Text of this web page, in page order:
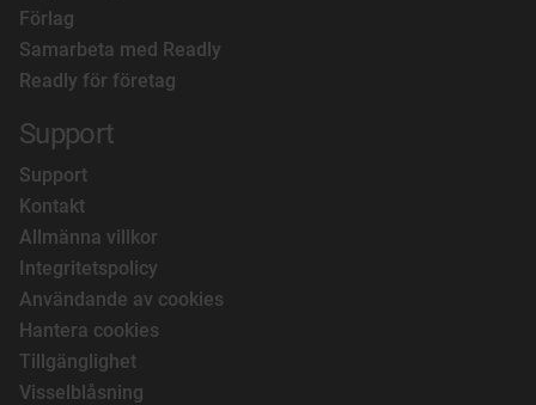
Förlag
Samarbeta med Readly
Readly för företag
Support
Support
Kontakt
Allmänna villkor
Integritetspolicy
Användande av cookies
Hantera cookies
Tillgänglighet
Visselblåsning